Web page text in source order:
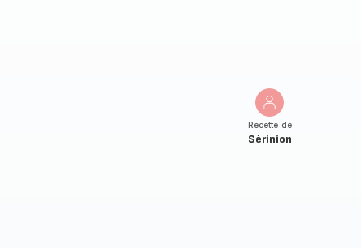
Recette de
Sérinion